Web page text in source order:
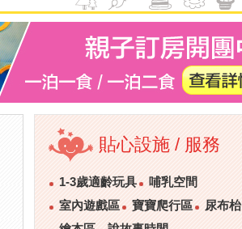
貼心設施 / 服務
1-3歲適齡玩具
哺乳空間
室內遊戲區
寶寶爬行區
尿布枱